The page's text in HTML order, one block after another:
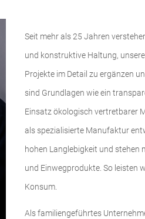
Seit mehr als 25 Jahren
und konstruktive Haltung,
Projekte im Detail zu ergänzen
sind Grundlagen wie ein
Einsatz ökologisch vertretbarer
als spezialisierte Manufaktur
hohen Langlebigkeit und stehen
und Einwegprodukte. So leisten
Konsum.
Als familiengeführtes